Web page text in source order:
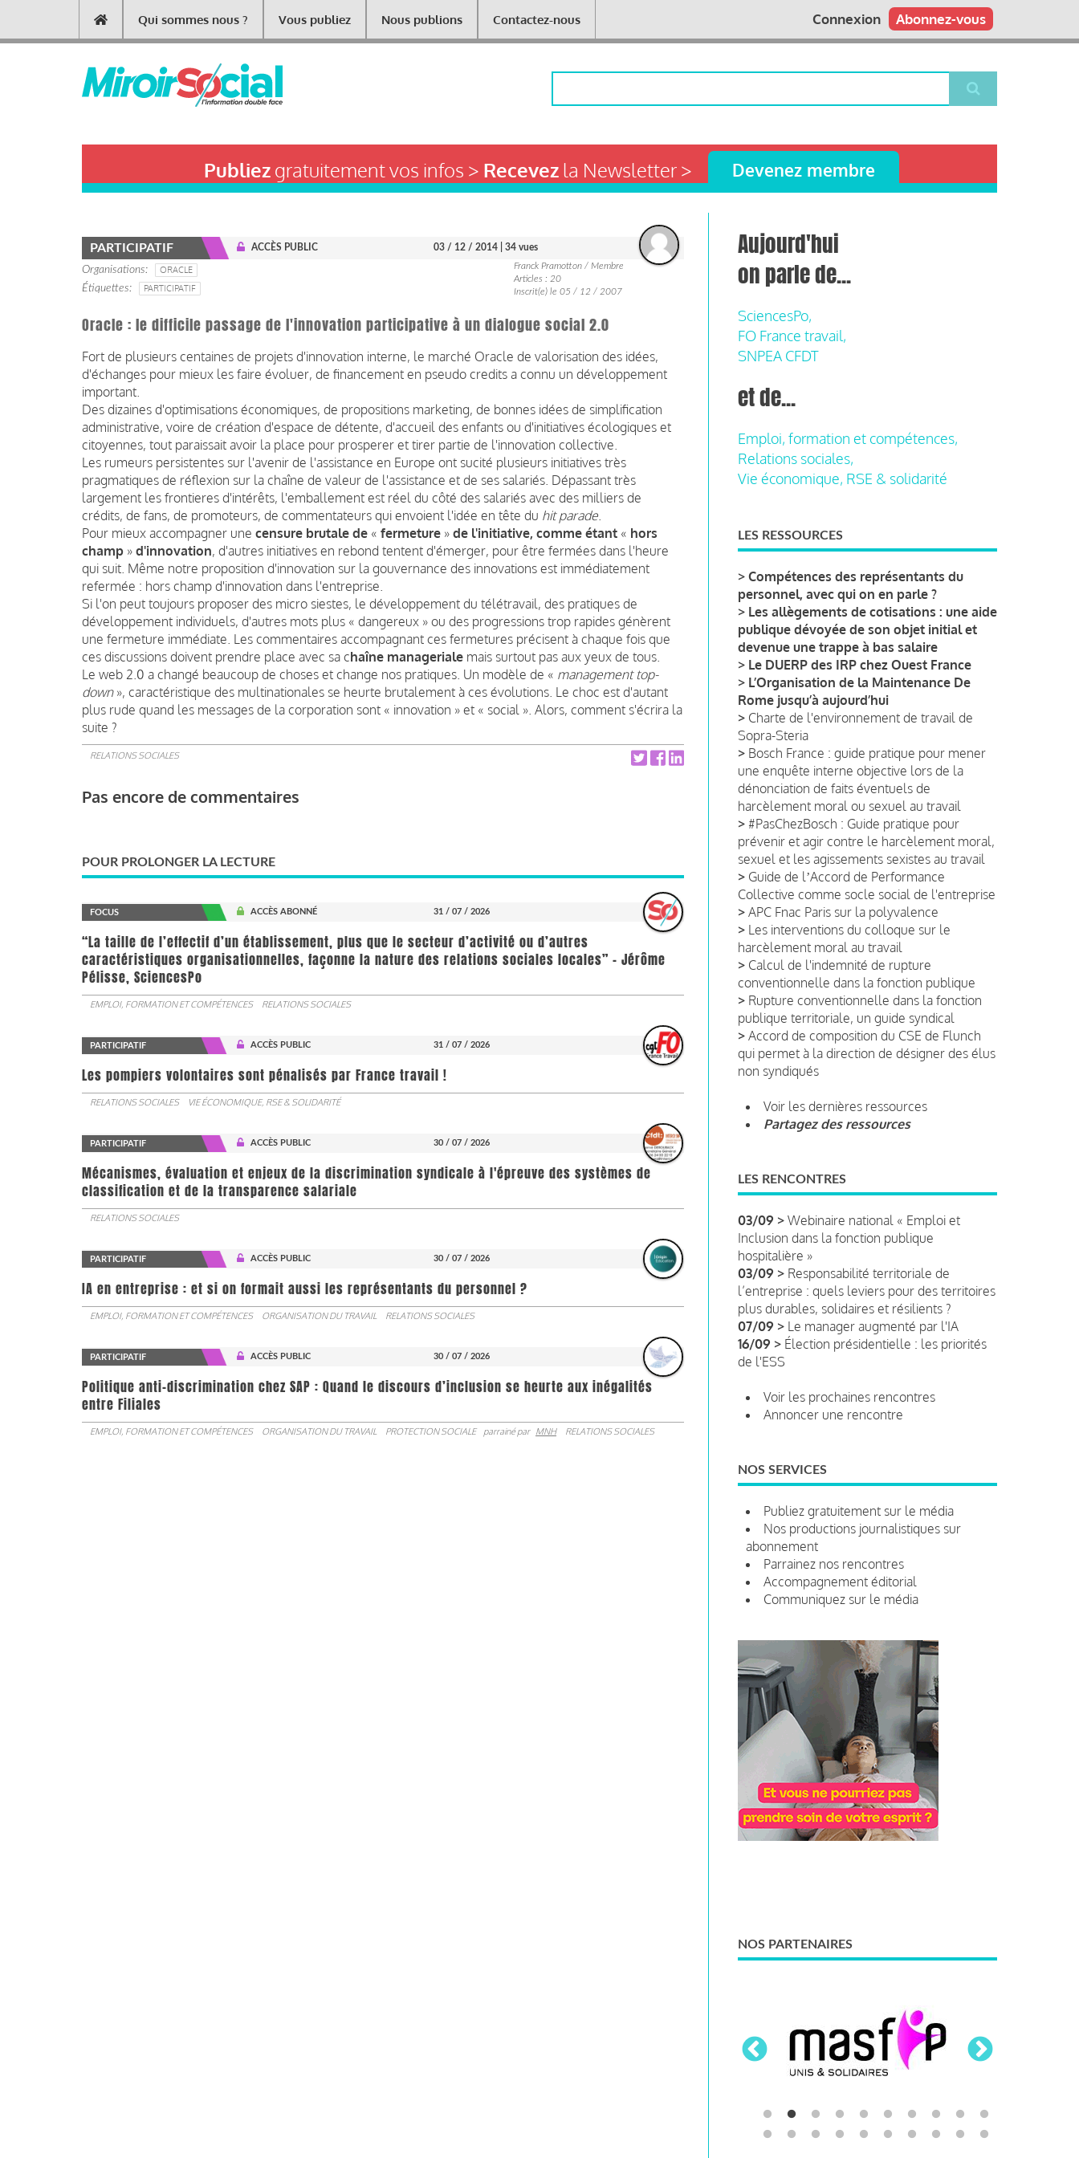
contenu
Main
navigation
Qui sommes nous ? Vous publiez Nous publions Contactez-nous Abonnez-vous
Connexion
Publiezgratuitement vos infos > Recevezla Newsletter > Devenez membre
PARTICIPATIF ACCÈS PUBLIC 03 / 12 / 2014 | 34 vues
Organisations
ORACLE
Étiquettes
PARTICIPATIF
Franck Pramotton / Membre
Articles : 20
Inscrit(e) le 05 / 12 / 2007
Oracle : le difficile passage de l'innovation participative à un dialogue social 2.0
Fort de plusieurs centaines de projets d'innovation interne, le marché Oracle de valorisation des idées,
d'échanges pour mieux les faire évoluer, de financement en pseudo credits a connu un développement
important.
Des dizaines d'optimisations économiques, de propositions marketing, de bonnes idées de simplification
administrative, voire de création d'espace de détente, d'accueil des enfants ou d'initiatives écologiques et
citoyennes, tout paraissait avoir la place pour prosperer et tirer partie de l'innovation collective.
Les rumeurs persistentes sur l'avenir de l'assistance en Europe ont sucité plusieurs initiatives très
pragmatiques de réflexion sur la chaîne de valeur de l'assistance et de ses salariés. Dépassant très
largement les frontieres d'intérêts, l'emballement est réel du côté des salariés avec des milliers de
crédits, de fans, de promoteurs, de commentateurs qui envoient l'idée en tête du hit parade
Pour mieux accompagner une censure brutale de « fermeture » de l'initiative, comme étant « hors
champ » d'innovation, d'autres initiatives en rebond tentent d'émerger, pour être fermées dans l'heure
qui suit. Même notre proposition d'innovation sur la gouvernance des innovations est immédiatement
refermée : hors champ d'innovation dans l'entreprise.
Si l'on peut toujours proposer des micro siestes, le développement du télétravail, des pratiques de
développement individuels, d'autres mots plus « dangereux » ou des progressions trop rapides génèrent
une fermeture immédiate. Les commentaires accompagnant ces fermetures précisent à chaque fois que
ces discussions doivent prendre place avec sa chaîne manageriale mais surtout pas aux yeux de tous.
Le web 2.0 a changé beaucoup de choses et change nos pratiques. Un modèle de « management top-
down», caractéristique des multinationales se heurte brutalement à ces évolutions. Le choc est d'autant
plus rude quand les messages de la corporation sont « innovation » et « social ». Alors, comment s'écrira la
suite ?
RELATIONS SOCIALES
Pas encore de commentaires
POUR PROLONGER LA LECTURE
FOCUS ACCÈS ABONNÉ 31 / 07 / 2026
“La taille de l’effectif d’un établissement, plus que le secteur d’activité ou d’autres
caractéristiques organisationnelles, façonne la nature des relations sociales locales” - Jérôme
Pélisse, SciencesPo
EMPLOI, FORMATION ET COMPÉTENCES RELATIONS SOCIALES
PARTICIPATIF ACCÈS PUBLIC 31 / 07 / 2026
Les pompiers volontaires sont pénalisés par France travail !
RELATIONS SOCIALES VIE ÉCONOMIQUE, RSE & SOLIDARITÉ
PARTICIPATIF ACCÈS PUBLIC 30 / 07 / 2026
Mécanismes, évaluation et enjeux de la discrimination syndicale à l'épreuve des systèmes de
classification et de la transparence salariale
RELATIONS SOCIALES
PARTICIPATIF ACCÈS PUBLIC 30 / 07 / 2026
IA en entreprise : et si on formait aussi les représentants du personnel ?
EMPLOI, FORMATION ET COMPÉTENCES ORGANISATION DU TRAVAIL RELATIONS SOCIALES
PARTICIPATIF ACCÈS PUBLIC 30 / 07 / 2026
Politique anti-discrimination chez SAP : Quand le discours d’inclusion se heurte aux inégalités
entre Filiales
EMPLOI, FORMATION ET COMPÉTENCES ORGANISATION DU TRAVAIL PROTECTION SOCIALE parrainé par MNH RELATIONS SOCIALES
Aujourd'hui
on parle de...
SciencesPo,
FO France travail,
SNPEA CFDT
et de...
Emploi, formation et compétences,
Relations sociales,
Vie économique, RSE & solidarité
LES RESSOURCES
> Compétences des représentants du
personnel, avec qui on en parle ?
> Les allègements de cotisations : une aide
publique dévoyée de son objet initial et
devenue une trappe à bas salaire
> Le DUERP des IRP chez Ouest France
> L’Organisation de la Maintenance De
Rome jusqu’à aujourd’hui
> Charte de l'environnement de travail de
Sopra-Steria
> Bosch France : guide pratique pour mener
une enquête interne objective lors de la
dénonciation de faits éventuels de
harcèlement moral ou sexuel au travail
> #PasChezBosch : Guide pratique pour
prévenir et agir contre le harcèlement moral,
sexuel et les agissements sexistes au travail
> Guide de lʼAccord de Performance
Collective comme socle social de l'entreprise
> APC Fnac Paris sur la polyvalence
> Les interventions du colloque sur le
harcèlement moral au travail
> Calcul de l'indemnité de rupture
conventionnelle dans la fonction publique
> Rupture conventionnelle dans la fonction
publique territoriale, un guide syndical
> Accord de composition du CSE de Flunch
qui permet à la direction de désigner des élus
non syndiqués
Voir les dernières ressources
Partagez des ressources
LES RENCONTRES
03/09 > Webinaire national « Emploi et
Inclusion dans la fonction publique
hospitalière »
03/09 > Responsabilité territoriale de
l’entreprise : quels leviers pour des territoires
plus durables, solidaires et résilients ?
07/09 > Le manager augmenté par l'IA
16/09 > Élection présidentielle : les priorités
de l'ESS
Voir les prochaines rencontres
Annoncer une rencontre
NOS SERVICES
Publiez gratuitement sur le média
Nos productions journalistiques sur
abonnement
Parrainez nos rencontres
Accompagnement éditorial
Communiquez sur le média
NOS PARTENAIRES